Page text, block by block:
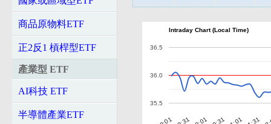
商品原物料ETF
正2反1 槓桿型ETF
產業型 ETF
AI科技 ETF
半導體產業ETF
Intraday Chart (Local Time)
35.5
36.0
36.5